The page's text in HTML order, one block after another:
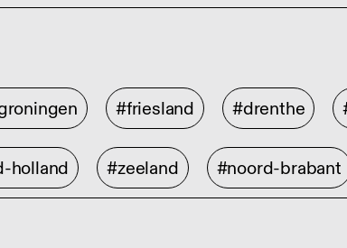
#friesland #drenthe
holland #zeeland #noord-brabant